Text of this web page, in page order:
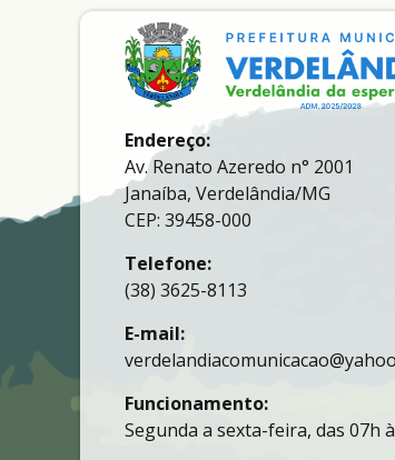
Endereço:
Av. Renato Azeredo n° 2001
Janaíba, Verdelândia/MG
CEP: 39458-000
Telefone:
(38) 3625-8113
E-mail:
Funcionamento:
Segunda a sexta-feira, das 07h